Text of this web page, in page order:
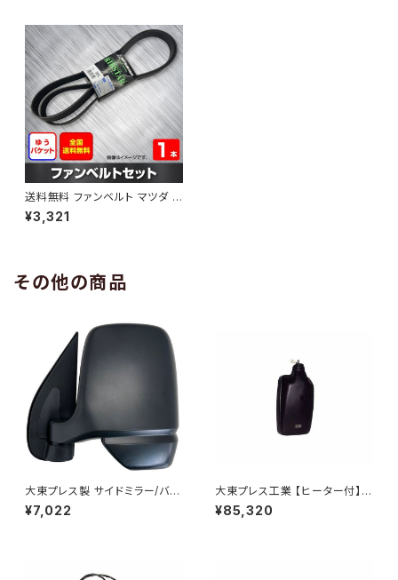
送料無料 ファンベルト マツダ デ
ミオ 型式DJ5FS H26.09～
（国内トップメーカー） 1本 HAB
¥3,321
その他の商品
大東プレス製 サイドミラー/バッ
クミラー左 (助手席側) アクティ
トラック HA6 HA7 DI-650
¥7,022
大東プレス工業 【ヒーター付】ハ
イウェイリモコンミラー DI-712
1CXE
¥85,320